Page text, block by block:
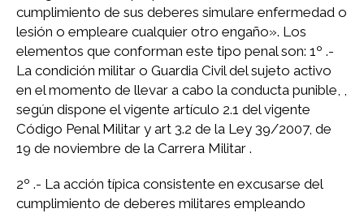
cumplimiento de sus deberes simulare enfermedad o
lesión o empleare cualquier otro engaño». Los
elementos que conforman este tipo penal son: 1º .-
La condición militar o Guardia Civil del sujeto activo
en el momento de llevar a cabo la conducta punible, ,
según dispone el vigente artículo 2.1 del vigente
Código Penal Militar y art 3.2 de la Ley 39/2007, de
19 de noviembre de la Carrera Militar .
2º .- La acción típica consistente en excusarse del
cumplimiento de deberes militares empleando